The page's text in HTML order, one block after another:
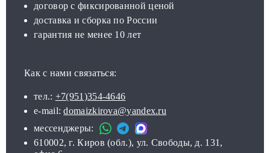
договор с фиксированной ценой
доставка и сборка по России
гарантия не менее 10 лет
Как с нами связаться:
тел.: +7(951)354-4646
e-mail:domaizkirova@yandex.ru
мессенджеры:
610002, г. Киров (обл.), ул. Свободы, д. 131,